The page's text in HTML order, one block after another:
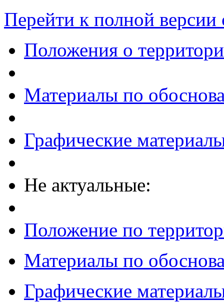
Перейти к полной версии
Положения о
Материалы по
Графические
Не актуальные:
Положение по
Материалы по
Графические